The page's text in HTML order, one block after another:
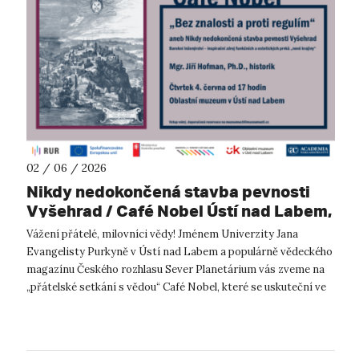
02 / 06 / 2026
Nikdy nedokončená stavba pevnosti
Vyšehrad / Café Nobel Ústí nad Labem,
4.6.2026
Vážení přátelé, milovníci vědy! Jménem Univerzity Jana
Evangelisty Purkyně v Ústí nad Labem a populárně vědeckého
magazínu Českého rozhlasu Sever Planetárium vás zveme na
„přátelské setkání s vědou“ Café Nobel, které se uskuteční ve